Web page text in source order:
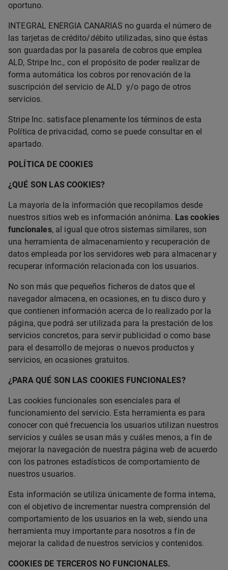
oportuno.
INTEGRAL ENERGIA CANARIAS no guarda el número de
las tarjetas de crédito/débito utilizadas, sino que éstas
son guardadas por la pasarela de cobros que emplea
ALD, Stripe Inc., con el propósito de poder realizar de
forma automática los cobros por renovación de la
suscripción del servicio de ALD y/o pago de otros
servicios.
Stripe Inc. satisface plenamente los términos de esta
Política de privacidad, como se puede consultar en el
apartado.
POLÍTICA DE COOKIES
¿QUÉ SON LAS COOKIES?
La mayoría de la información que recopilamos desde
nuestros sitios web es información anónima. Las cookies
funcionales, al igual que otros sistemas similares, son
una herramienta de almacenamiento y recuperación de
datos empleada por los servidores web para almacenar y
recuperar información relacionada con los usuarios.
No son más que pequeños ficheros de datos que el
navegador almacena, en ocasiones, en tu disco duro y
que contienen información acerca de lo realizado por la
página, que podrá ser utilizada para la prestación de los
servicios concretos, para servir publicidad o como base
para el desarrollo de mejoras o nuevos productos y
servicios, en ocasiones gratuitos.
¿PARA QUÉ SON LAS COOKIES FUNCIONALES?
Las cookies funcionales son esenciales para el
funcionamiento del servicio. Esta herramienta es para
conocer con qué frecuencia los usuarios utilizan nuestros
servicios y cuáles se usan más y cuáles menos, a fin de
mejorar la navegación de nuestra página web de acuerdo
con los patrones estadísticos de comportamiento de
nuestros usuarios.
Esta información se utiliza únicamente de forma interna,
con el objetivo de incrementar nuestra comprensión del
comportamiento de los usuarios en la web, siendo una
herramienta muy importante para nosotros a fin de
mejorar la calidad de nuestros servicios y contenidos.
COOKIES DE TERCEROS NO FUNCIONALES.